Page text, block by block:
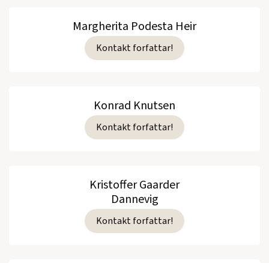
Margherita Podesta Heir
Kontakt forfattar!
Konrad Knutsen
Kontakt forfattar!
Kristoffer Gaarder
Dannevig
Kontakt forfattar!